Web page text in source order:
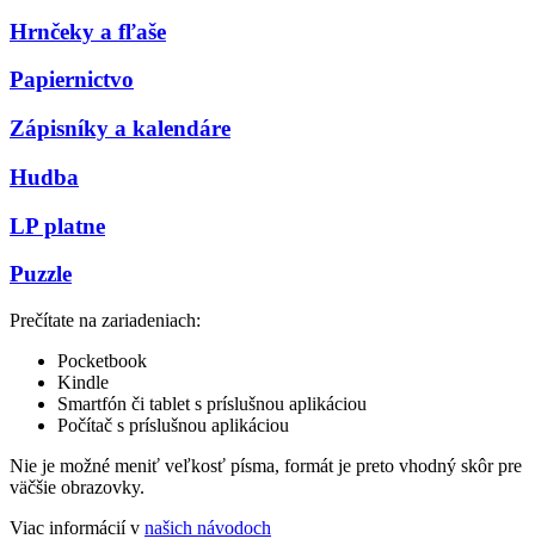
Hrnčeky a fľaše
Papiernictvo
Zápisníky a kalendáre
Hudba
LP platne
Puzzle
Prečítate na zariadeniach:
Pocketbook
Kindle
Smartfón či tablet s príslušnou aplikáciou
Počítač s príslušnou aplikáciou
Nie je možné meniť veľkosť písma, formát je preto vhodný skôr pre
väčšie obrazovky.
Viac informácií v našich návodoch